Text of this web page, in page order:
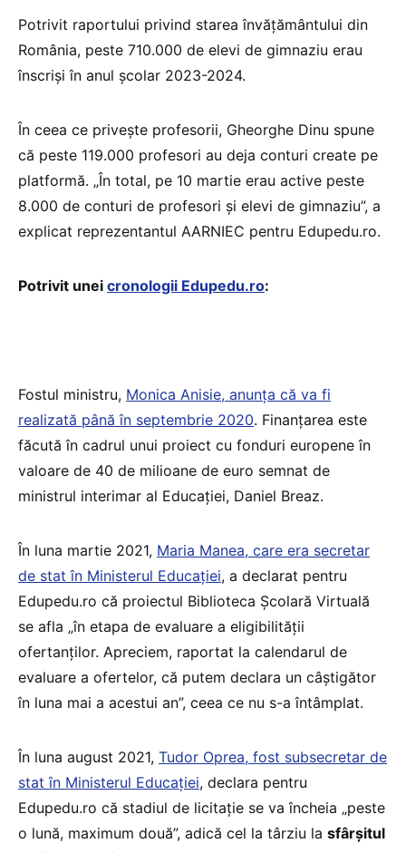
Potrivit raportului privind starea învățământului din
România, peste 710.000 de elevi de gimnaziu erau
înscriși în anul școlar 2023-2024.
În ceea ce privește profesorii, Gheorghe Dinu spune
că peste 119.000 profesori au deja conturi create pe
platformă. „În total, pe 10 martie erau active peste
8.000 de conturi de profesori și elevi de gimnaziu”, a
explicat reprezentantul AARNIEC pentru Edupedu.ro.
Potrivit unei cronologii Edupedu.ro:
Fostul ministru, Monica Anisie, anunța că va fi
realizată până în septembrie 2020. Finanțarea este
făcută în cadrul unui proiect cu fonduri europene în
valoare de 40 de milioane de euro semnat de
ministrul interimar al Educației, Daniel Breaz.
În luna martie 2021, Maria Manea, care era secretar
de stat în Ministerul Educației, a declarat pentru
Edupedu.ro că proiectul Biblioteca Școlară Virtuală
se afla „în etapa de evaluare a eligibilității
ofertanților. Apreciem, raportat la calendarul de
evaluare a ofertelor, că putem declara un câștigător
în luna mai a acestui an”, ceea ce nu s-a întâmplat.
În luna august 2021, Tudor Oprea, fost subsecretar de
stat în Ministerul Educației, declara pentru
Edupedu.ro că stadiul de licitație se va încheia „peste
o lună, maximum două”, adică cel la târziu la sfârșitul